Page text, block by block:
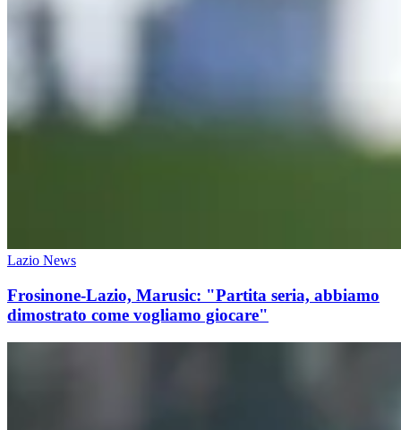
Lazio News
Frosinone-Lazio, Marusic: "Partita seria, abbiamo
dimostrato come vogliamo giocare"